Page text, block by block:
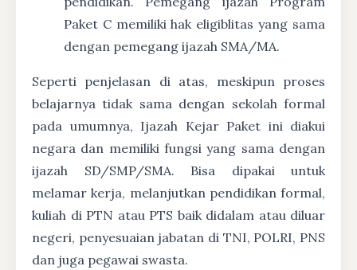
Paket C memiliki hak eligiblitas yang sama
dengan pemegang ijazah SMA/MA.
Seperti penjelasan di atas, meskipun proses
belajarnya tidak sama dengan sekolah formal
pada umumnya, Ijazah Kejar Paket ini diakui
negara dan memiliki fungsi yang sama dengan
ijazah SD/SMP/SMA. Bisa dipakai untuk
melamar kerja, melanjutkan pendidikan formal,
kuliah di PTN atau PTS baik didalam atau diluar
negeri, penyesuaian jabatan di TNI, POLRI, PNS
dan juga pegawai swasta.